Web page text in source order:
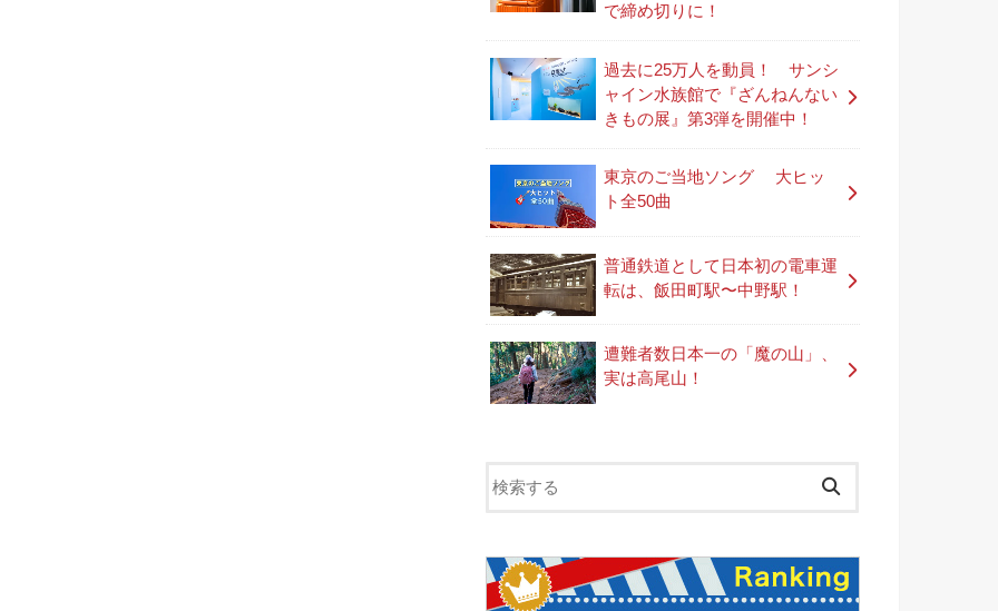
で締め切りに！
過去に25万人を動員！ サンシ
ャイン水族館で『ざんねんない
きもの展』第3弾を開催中！
東京のご当地ソング 大ヒッ
ト全50曲
普通鉄道として日本初の電車運
転は、飯田町駅〜中野駅！
遭難者数日本一の「魔の山」、
実は高尾山！